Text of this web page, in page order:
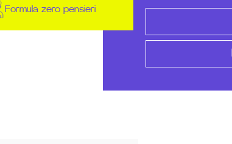
Formula zero pensieri